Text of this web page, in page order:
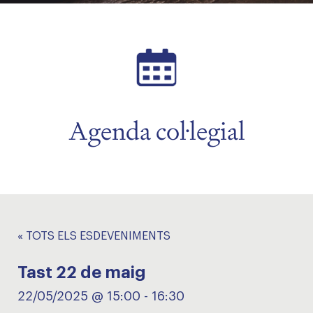
Agenda col·legial
« TOTS ELS ESDEVENIMENTS
Tast 22 de maig
22/05/2025 @ 15:00 - 16:30